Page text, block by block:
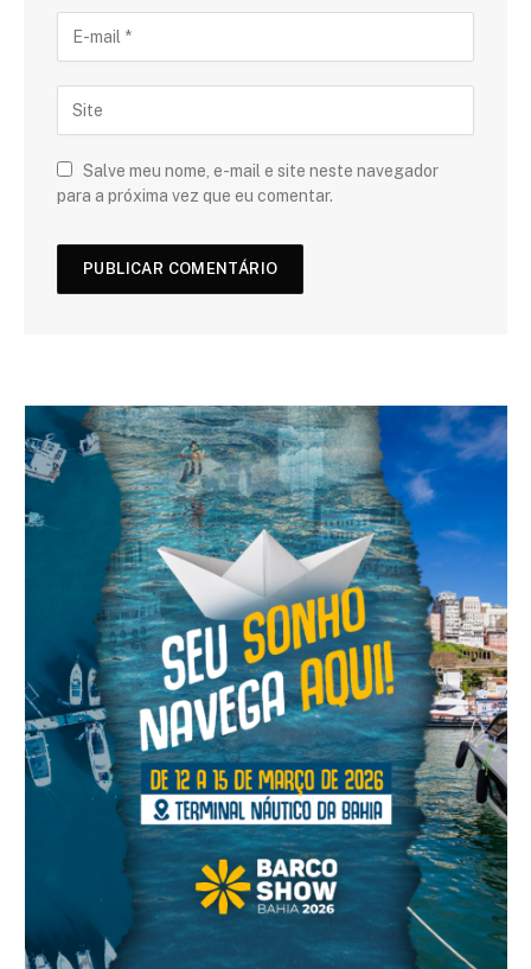
Salve meu nome, e-mail e site neste navegador
para a próxima vez que eu comentar.